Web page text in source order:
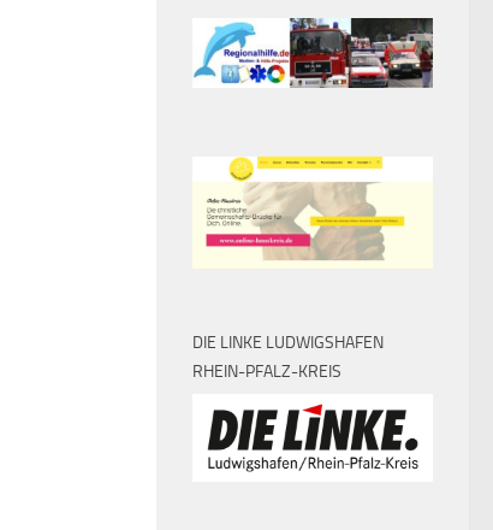
DIE LINKE LUDWIGSHAFEN
RHEIN-PFALZ-KREIS